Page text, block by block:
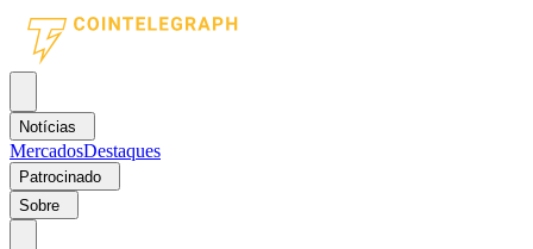
Notícias
MercadosDestaques
Patrocinado
Sobre